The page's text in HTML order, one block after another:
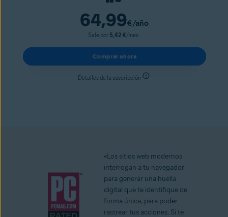
64,99€/año
Sale por 5,42 €/mes.
Comprar ahora
Detalles de la suscripción
«Los sitios web modernos
interrogan a tu navegador
para generar una huella
digital que te identifique de
forma única, para poder
rastrear tus acciones. Si te